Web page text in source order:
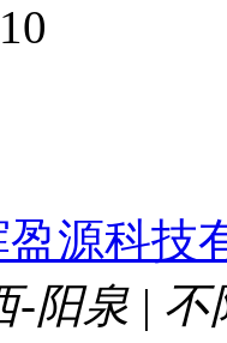
源科技
-阳泉 | 不